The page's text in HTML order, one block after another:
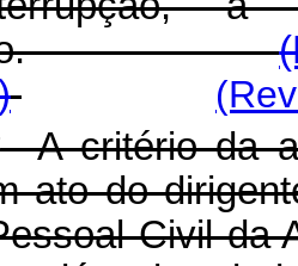
A critério da
ato do
Civil da